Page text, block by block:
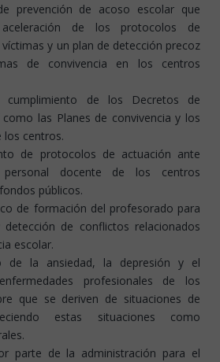
prevención de acoso escolar que
de los protocolos de
y un plan de detección precoz
de convivencia en los centros
cumplimiento de los Decretos de
como las Planes de convivencia y los
los centros.
de protocolos de actuación ante
personal docente de los centros
públicos.
de formación del profesorado para
de conflictos relacionados
escolar.
de la ansiedad, la depresión y el
profesionales de los
que se deriven de situaciones de
estas situaciones como
parte de la administración para el